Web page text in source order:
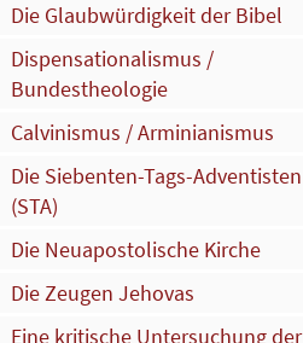
Die Glaubwürdigkeit der Bibel
Dispensationalismus /
Bundestheologie
Calvinismus / Arminianismus
Die Siebenten-Tags-Adventisten
(STA)
Die Neuapostolische Kirche
Die Zeugen Jehovas
Eine kritische Untersuchung der